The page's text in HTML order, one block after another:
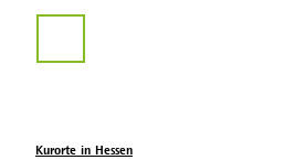
Kurorte in Hessen